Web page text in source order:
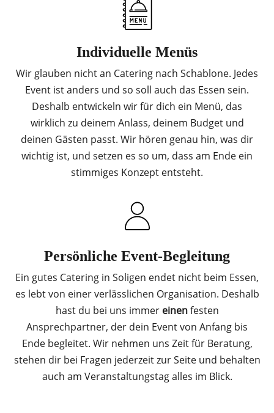
Individuelle Menüs
Wir glauben nicht an Catering nach Schablone. Jedes
Event ist anders und so soll auch das Essen sein.
Deshalb entwickeln wir für dich ein Menü, das
wirklich zu deinem Anlass, deinem Budget und
deinen Gästen passt. Wir hören genau hin, was dir
wichtig ist, und setzen es so um, dass am Ende ein
stimmiges Konzept entsteht.
Persönliche Event-Begleitung
Ein gutes Catering in Soligen endet nicht beim Essen,
es lebt von einer verlässlichen Organisation. Deshalb
hast du bei uns immer einenfesten
Ansprechpartner, der dein Event von Anfang bis
Ende begleitet. Wir nehmen uns Zeit für Beratung,
stehen dir bei Fragen jederzeit zur Seite und behalten
auch am Veranstaltungstag alles im Blick.